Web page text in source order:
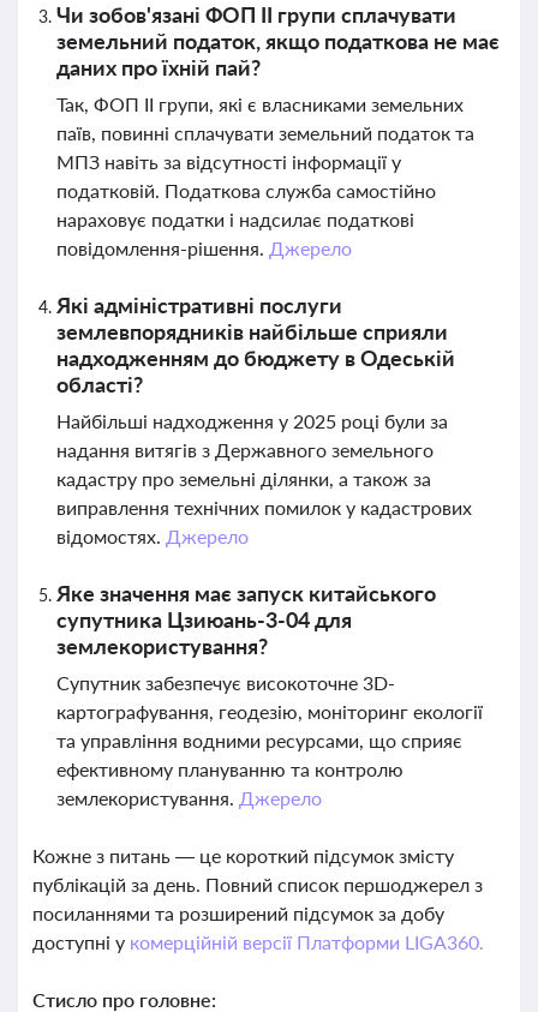
Чи зобов'язані ФОП ІІ групи сплачувати
земельний податок, якщо податкова не має
даних про їхній пай?
Так, ФОП ІІ групи, які є власниками земельних
паїв, повинні сплачувати земельний податок та
МПЗ навіть за відсутності інформації у
податковій. Податкова служба самостійно
нараховує податки і надсилає податкові
повідомлення-рішення. Джерело
Які адміністративні послуги
землевпорядників найбільше сприяли
надходженням до бюджету в Одеській
області?
Найбільші надходження у 2025 році були за
надання витягів з Державного земельного
кадастру про земельні ділянки, а також за
виправлення технічних помилок у кадастрових
відомостях. Джерело
Яке значення має запуск китайського
супутника Цзиюань-3-04 для
землекористування?
Супутник забезпечує високоточне 3D-
картографування, геодезію, моніторинг екології
та управління водними ресурсами, що сприяє
ефективному плануванню та контролю
землекористування. Джерело
Кожне з питань — це короткий підсумок змісту
публікацій за день. Повний список першоджерел з
посиланнями та розширений підсумок за добу
доступні у комерційній версії Платформи LIGA360.
Стисло про головне: